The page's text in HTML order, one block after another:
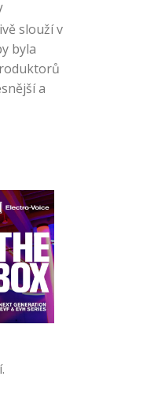
slouží v
byla
a